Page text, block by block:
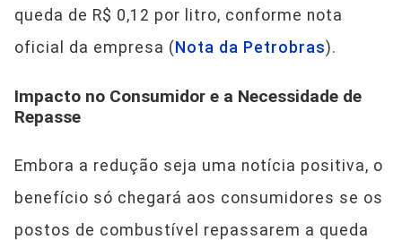
queda de R$ 0,12 por litro, conforme nota
oficial da empresa ( Nota da Petrobras).
Impacto no Consumidor e a Necessidade de
Repasse
Embora a redução seja uma notícia positiva, o
benefício só chegará aos consumidores se os
postos de combustível repassarem a queda